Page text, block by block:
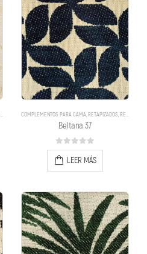
COMPLEMENTOS PARA CAMA, RETAPIZADOS, RETAPIZADOS
Beltana 37
0out of 5
LEER MÁS